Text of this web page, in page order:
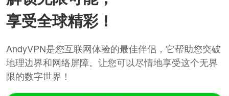
享受全球精彩！
AndyVPN是您互联网体验的最佳伴侣，它帮助您突破
地理边界和网络屏障。让您可以尽情地享受这个无界
限的数字世界！